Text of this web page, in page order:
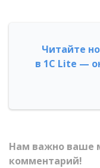
Читайте
в 1С Lite —
Нам важно ваше
комментарий!